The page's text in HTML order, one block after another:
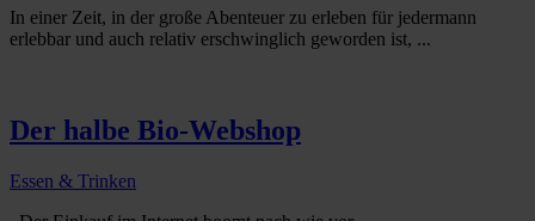
In einer Zeit, in der große Abenteuer zu erleben für jedermann
erlebbar und auch relativ erschwinglich geworden ist, ...
Der halbe Bio-Webshop
Essen & Trinken